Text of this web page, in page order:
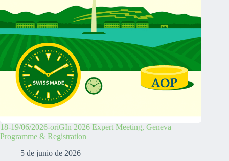
18-19/06/2026-oriGIn 2026 Expert Meeting, Geneva –
Programme & Registration
5 de junio de 2026